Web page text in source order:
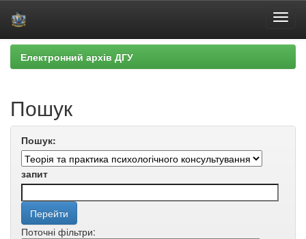
Skip
navigation
Електронний архів ДГУ
Пошук
Пошук:
запит
Поточні фільтри: